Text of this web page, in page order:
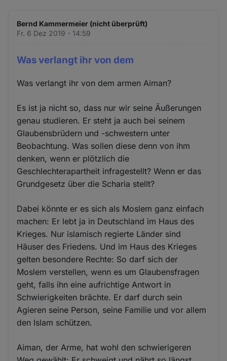
Bernd Kammermeier (nicht überprüft)
Fr. 6 Dez 2019 - 14:59
Was verlangt ihr von dem
Was verlangt ihr von dem armen Aiman?
Es ist ja nicht so, dass nur wir seine Äußerungen
genau studieren. Er steht ja auch bei seinem
Glaubensbrüdern und -schwestern unter
Beobachtung. Was sollen diese denn von ihm
denken, wenn er plötzlich die
Geschlechterapartheit infragestellt? Wenn er das
Grundgesetz über die Scharia stellt?
Dabei könnte er es sich als Moslem ganz einfach
machen: Er lebt ja in Deutschland im Haus des
Krieges. Nur islamisch regierte Länder sind
Häuser des Friedens. Und im Haus des Krieges
gelten besondere Rechte: So darf sich der
Moslem verstellen, wenn es um Glaubensfragen
geht, falls ihn eine aufrichtige Antwort in
Schwierigkeiten brächte. Er darf durch sein
Agieren seine Person, seine Familie und vor allem
den Islam schützen.
Aiman, der Arme, hat wohl den schwierigeren